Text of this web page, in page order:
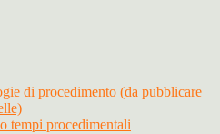
di procedimento (da pubblicare
tempi procedimentali